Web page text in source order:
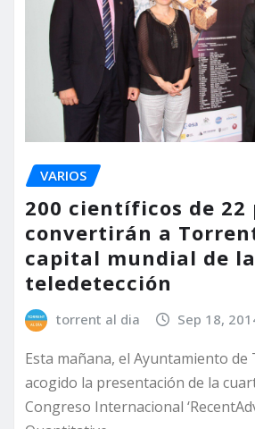
VARIOS
200 científicos de 22
convertirán a
capital mundial de la
teledetección
torrent al dia Sep 18,
Esta mañana, el Ayuntamiento
acogido la presentación de la
Congreso Internacional